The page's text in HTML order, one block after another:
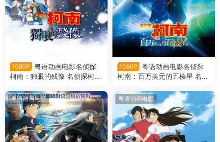
1080P
粤语动画电影名侦探
柯南：独眼的残像 名侦探柯南
语版
1080P
粤语动画电影名侦探
柯南：百万美元的五棱星 名侦
元的五棱星粤语版
粤语动画电影 粤语动画电影